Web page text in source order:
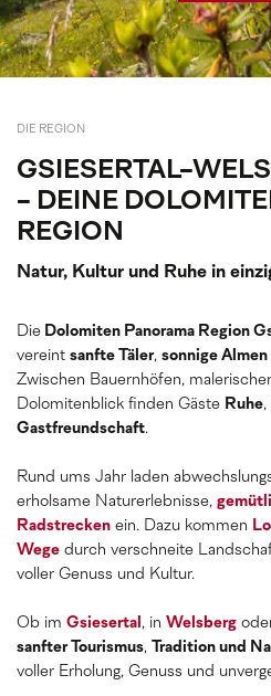
DIE REGION
GSIESERTAL-
- DEINE
REGION
Natur, Kultur und Ruhe in
Die Dolomiten Panorama Region
vereint sanfte Täler, sonnige Almen
Zwischen Bauernhöfen,
Dolomitenblick finden Gäste Ruhe,
Gastfreundschaft.
Rund ums Jahr laden
erholsame Naturerlebnisse,
Radstrecken ein. Dazu kommen
Wege durch verschneite
voller Genuss und Kultur.
Ob im Gsiesertal, in Welsberg
sanfter Tourismus, Tradition und
voller Erholung, Genuss und